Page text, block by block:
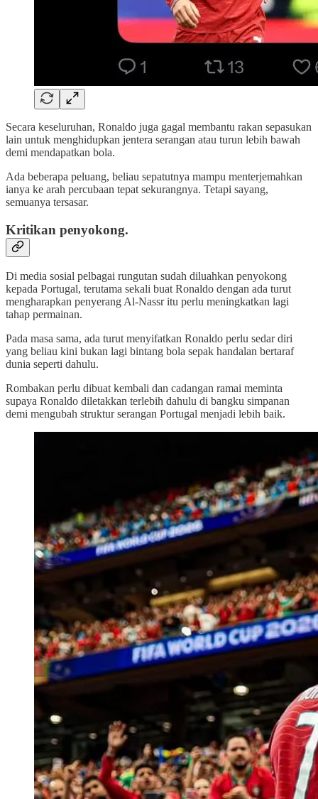
Secara keseluruhan, Ronaldo juga gagal membantu rakan sepasukan
lain untuk menghidupkan jentera serangan atau turun lebih bawah
demi mendapatkan bola.
Ada beberapa peluang, beliau sepatutnya mampu menterjemahkan
ianya ke arah percubaan tepat sekurangnya. Tetapi sayang,
semuanya tersasar.
Kritikan penyokong.
Di media sosial pelbagai rungutan sudah diluahkan penyokong
kepada Portugal, terutama sekali buat Ronaldo dengan ada turut
mengharapkan penyerang Al-Nassr itu perlu meningkatkan lagi
tahap permainan.
Pada masa sama, ada turut menyifatkan Ronaldo perlu sedar diri
yang beliau kini bukan lagi bintang bola sepak handalan bertaraf
dunia seperti dahulu.
Rombakan perlu dibuat kembali dan cadangan ramai meminta
supaya Ronaldo diletakkan terlebih dahulu di bangku simpanan
demi mengubah struktur serangan Portugal menjadi lebih baik.